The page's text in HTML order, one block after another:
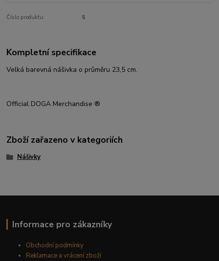
Číslo produktu: 5
Kompletní specifikace
Velká barevná nášivka o průměru 23,5 cm.
Official DOGA Merchandise ®
Zboží zařazeno v kategoriích
Nášivky
Informace pro zákazníky
Obchodní podmínky
Reklamace a vrácení zboží